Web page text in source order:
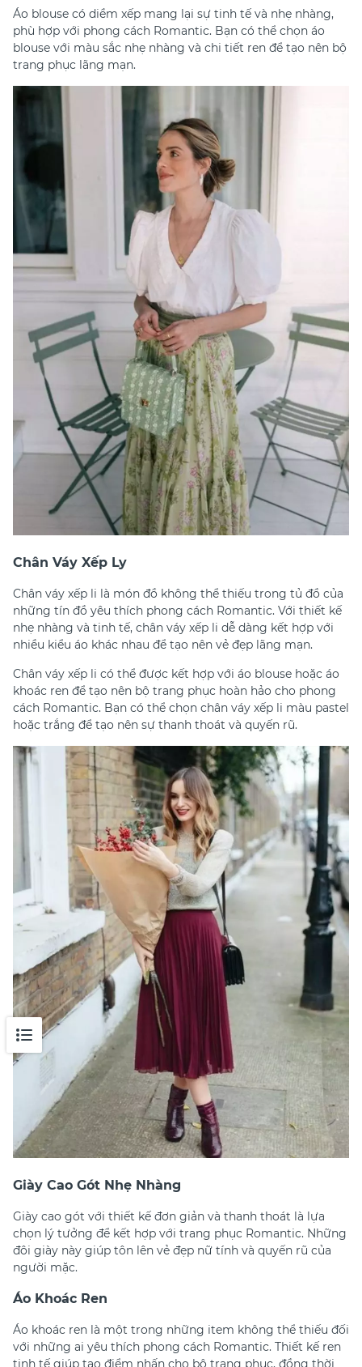
Áo blouse có diềm xếp mang lại sự tinh tế và nhẹ nhàng,
phù hợp với phong cách Romantic. Bạn có thể chọn áo
blouse với màu sắc nhẹ nhàng và chi tiết ren để tạo nên bộ
trang phục lãng mạn.
Chân Váy Xếp Ly
Chân váy xếp li là món đồ không thể thiếu trong tủ đồ của
những tín đồ yêu thích phong cách Romantic. Với thiết kế
nhẹ nhàng và tinh tế, chân váy xếp li dễ dàng kết hợp với
nhiều kiểu áo khác nhau để tạo nên vẻ đẹp lãng mạn.
Chân váy xếp li có thể được kết hợp với áo blouse hoặc áo
khoác ren để tạo nên bộ trang phục hoàn hảo cho phong
cách Romantic. Bạn có thể chọn chân váy xếp li màu pastel
hoặc trắng để tạo nên sự thanh thoát và quyến rũ.
Giày Cao Gót Nhẹ Nhàng
Giày cao gót với thiết kế đơn giản và thanh thoát là lựa
chọn lý tưởng để kết hợp với trang phục Romantic. Những
đôi giày này giúp tôn lên vẻ đẹp nữ tính và quyến rũ của
người mặc.
Áo Khoác Ren
Áo khoác ren là một trong những item không thể thiếu đối
với những ai yêu thích phong cách Romantic. Thiết kế ren
tinh tế giúp tạo điểm nhấn cho bộ trang phục, đồng thời